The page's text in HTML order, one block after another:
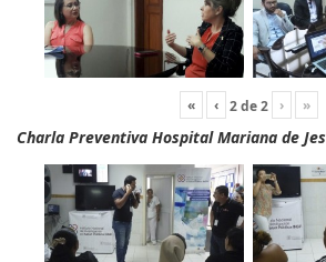
« ‹ 2de2 › »
Charla Preventiva Hospital Mariana de